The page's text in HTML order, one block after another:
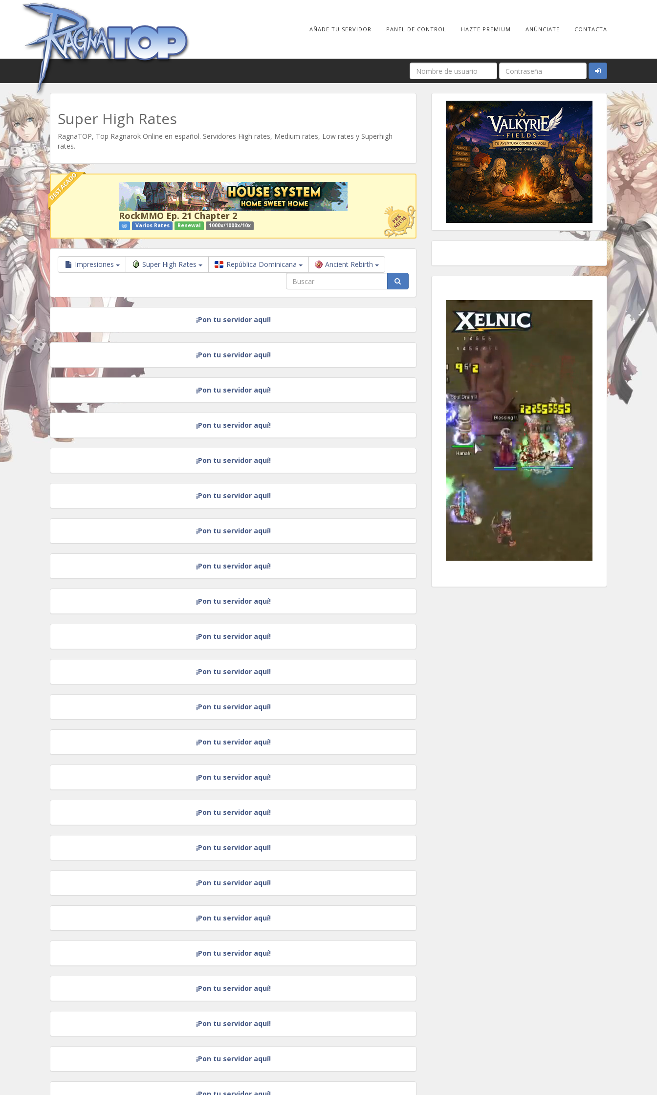
AÑADE TU SERVIDOR PANEL DE CONTROL HAZTE PREMIUM ANÚNCIATE CONTACTA
Super High Rates
RagnaTOP, Top Ragnarok Online en español. Servidores High rates, Medium rates, Low rates y Superhigh
rates.
DESTACADO
RockMMO Ep. 21 Chapter 2
Varios Rates Renewal 1000x/1000x/10x
Impresiones Super High Rates República Dominicana Ancient Rebirth
¡Pon tu servidor aquí!
¡Pon tu servidor aquí!
¡Pon tu servidor aquí!
¡Pon tu servidor aquí!
¡Pon tu servidor aquí!
¡Pon tu servidor aquí!
¡Pon tu servidor aquí!
¡Pon tu servidor aquí!
¡Pon tu servidor aquí!
¡Pon tu servidor aquí!
¡Pon tu servidor aquí!
¡Pon tu servidor aquí!
¡Pon tu servidor aquí!
¡Pon tu servidor aquí!
¡Pon tu servidor aquí!
¡Pon tu servidor aquí!
¡Pon tu servidor aquí!
¡Pon tu servidor aquí!
¡Pon tu servidor aquí!
¡Pon tu servidor aquí!
¡Pon tu servidor aquí!
¡Pon tu servidor aquí!